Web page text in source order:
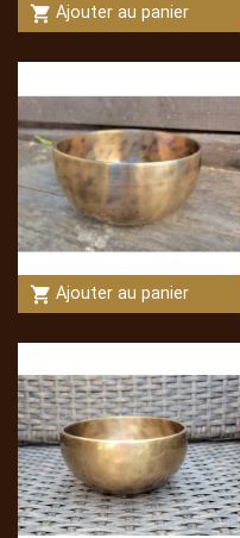
shopping_cart Ajouter au panier
shopping_cart Ajouter au panier